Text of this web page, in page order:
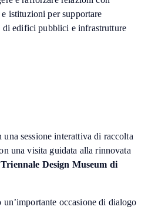
istituzioni per supportare
edifici pubblici e infrastrutture
sessione interattiva di raccolta
una visita guidata alla rinnovata
Triennale Design Museum di
occasione di dialogo